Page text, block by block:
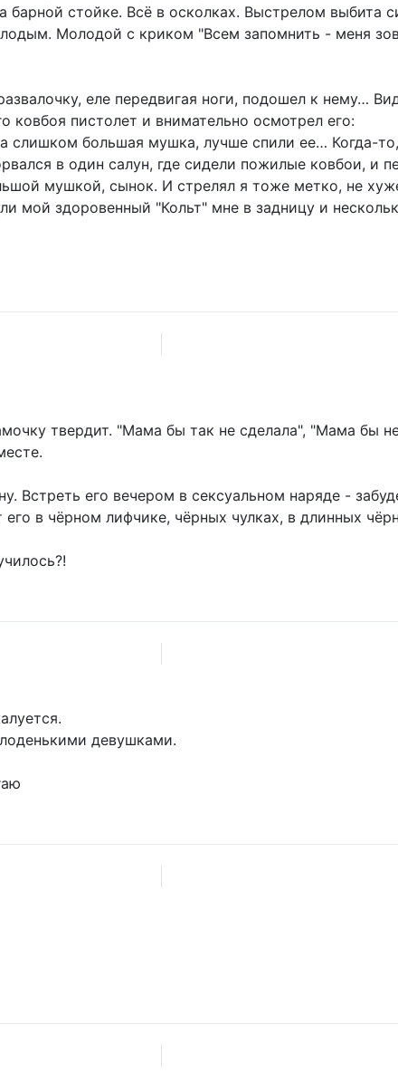
барной стойке. Всё в осколках. Выстрелом выбита
Молодой с криком "Всем запомнить - меня
еле передвигая ноги, подошел к нему…
пистолет и внимательно осмотрел его:
слишком большая мушка, лучше спили ее… Когда-
в один салун, где сидели пожилые ковбои, и
мушкой, сынок. И стрелял я тоже метко, не
мой здоровенный "Кольт" мне в задницу и
твердит. "Мама бы так не сделала", "Мама бы
Встреть его вечером в сексуальном наряде -
в чёрном лифчике, чёрных чулках, в длинных
девушками.